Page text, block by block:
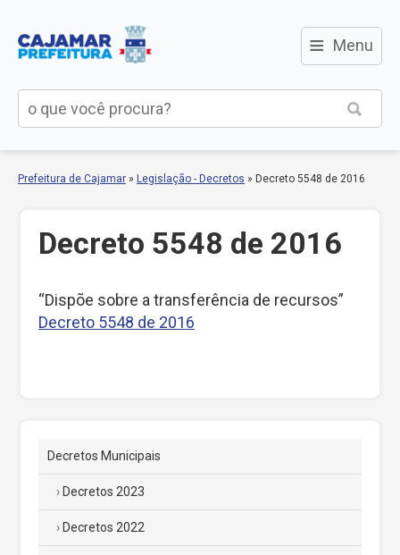
≡ Menu
Prefeitura de Cajamar » Legislação - Decretos » Decreto 5548 de 2016
Decreto 5548 de 2016
“Dispõe sobre a transferência de recursos”
Decreto 5548 de 2016
Decretos Municipais
Decretos 2023
Decretos 2022